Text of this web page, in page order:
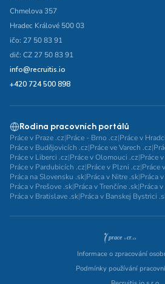
Chmelova 357
Hradec Králové 500 03
ičo: 27 50 83 91
dič: CZ 27 50 83 91
info@recruitis.io
+420 724 500 898
Rodina pracovních portálů
Práce v Praze .cz|Práce - Brno .cz|Práce v
Práce v Budějovicích .cz|Práce ve Varech .cz|
Práce v Liberci .cz|Práce v Olomouci .cz|Práce
Práce v Pardubicích .cz|Práce v Plzni .cz|Práce
Práca na Slovensku .sk|Práca v Nitre .sk|Práca
Práca v Prešove .sk|Práca v Trenčíne .sk|Práca
Práca v Bratislave .sk|Práca v Banskej Bystrici
Informace o zpracování
Podmínky používání